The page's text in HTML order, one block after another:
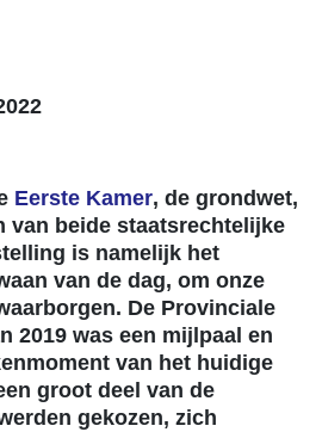
Eerste Kamer, de grondwet,
van beide staatsrechtelijke
is namelijk het
van de dag, om onze
De Provinciale
2019 was een mijlpaal en
van het huidige
groot deel van de
gekozen, zich